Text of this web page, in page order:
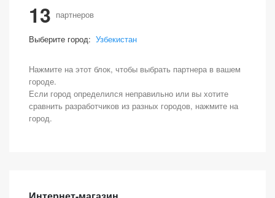
13 партнеров
Выберите город: Узбекистан
Нажмите на этот блок, чтобы выбрать партнера в вашем
городе.
Если город определился неправильно или вы хотите
сравнить разработчиков из разных городов, нажмите на
город.